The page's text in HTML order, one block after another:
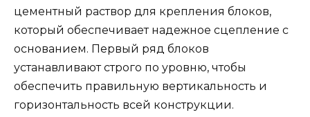
цементный раствор для крепления блоков,
который обеспечивает надежное сцепление с
основанием. Первый ряд блоков
устанавливают строго по уровню, чтобы
обеспечить правильную вертикальность и
горизонтальность всей конструкции.